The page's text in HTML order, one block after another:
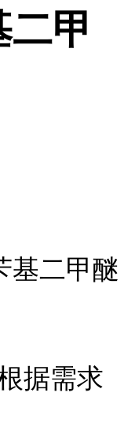
甲
基二甲醚
据需求